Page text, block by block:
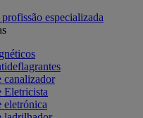
especializada
canalizador
Eletricista
eletrónica